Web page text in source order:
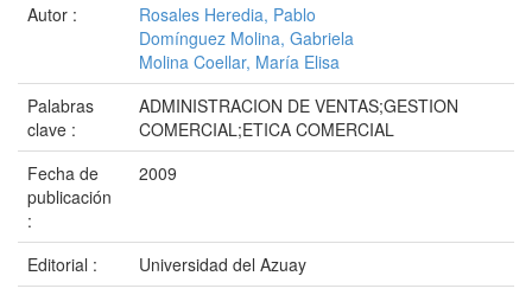
Autor :
Rosales Heredia, Pablo
Domínguez Molina, Gabriela
Molina Coellar, María Elisa
Palabras
clave :
ADMINISTRACION DE VENTAS;GESTION
COMERCIAL;ETICA COMERCIAL
Fecha de
publicación
:
2009
Editorial :
Universidad del Azuay